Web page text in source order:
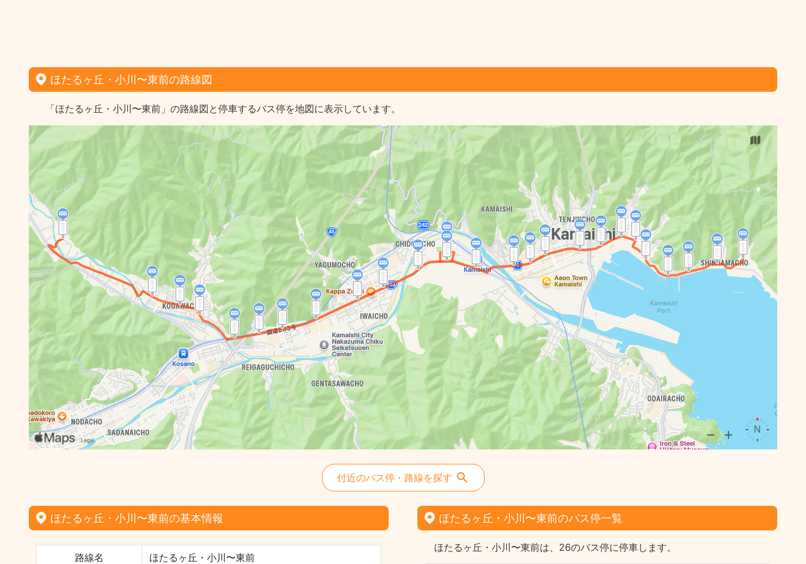
ほたるヶ丘・小川〜東前の路線図
「ほたるヶ丘・小川〜東前」の路線図と停車するバス停を地図に表示しています。
付近のバス停・路線を探す
ほたるヶ丘・小川〜東前の基本情報
路線名 ほたるヶ丘・小川〜東前
ほたるヶ丘・小川〜東前のバス停一覧
ほたるヶ丘・小川〜東前は、26のバス停に停車します。